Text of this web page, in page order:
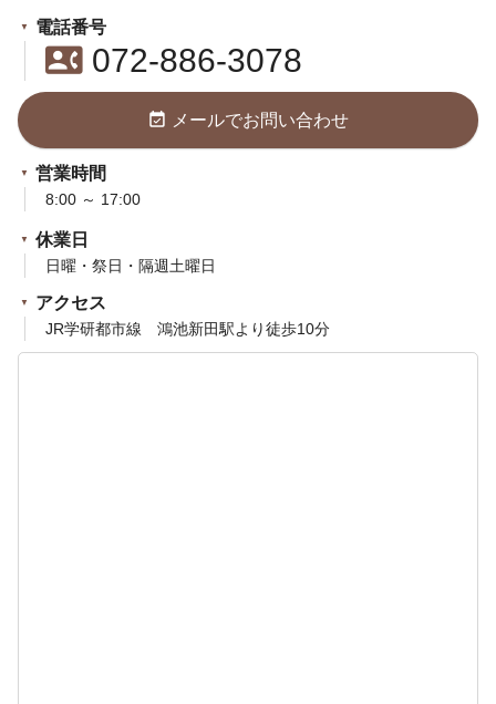
電話番号
contact_phone072-886-3078
event_available メールでお問い合わせ
営業時間
8:00 ～ 17:00
休業日
日曜・祭日・隔週土曜日
アクセス
JR学研都市線 鴻池新田駅より徒歩10分